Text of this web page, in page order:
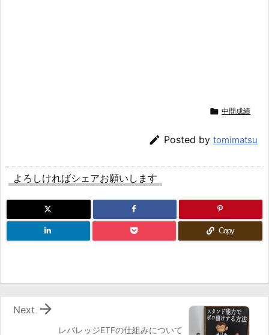
 中間成績
 Posted by tomimatsu
よろしければシェアお願いします
Copy
レバレッジETFの仕組みについて

Next